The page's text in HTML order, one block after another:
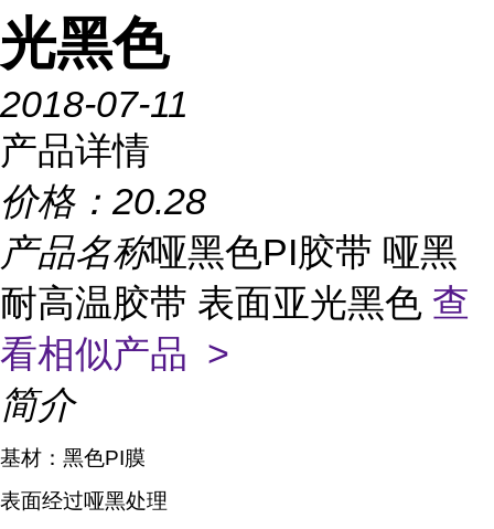
光黑色
2018-07-11
产品详情
价格： 20.28
产品名称哑黑色PI胶带 哑黑
耐高温胶带 表面亚光黑色 查
看相似产品 >
简介
基材：黑色PI膜
表面经过哑黑处理